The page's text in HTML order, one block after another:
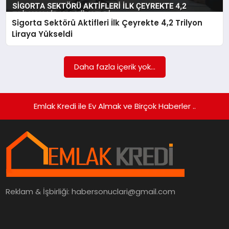
SIYASET
YAŞAM
Sigorta Sektörü Aktifleri İlk Çeyrekte 4,2 Trilyon
Liraya Yükseldi
Daha fazla içerik yok...
Emlak Kredi ile Ev Almak ve Birçok Haberler ..
Reklam & İşbirliği:habersonuclari@gmail.com